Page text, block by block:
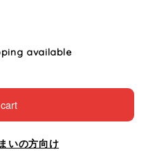
available
いの方向け